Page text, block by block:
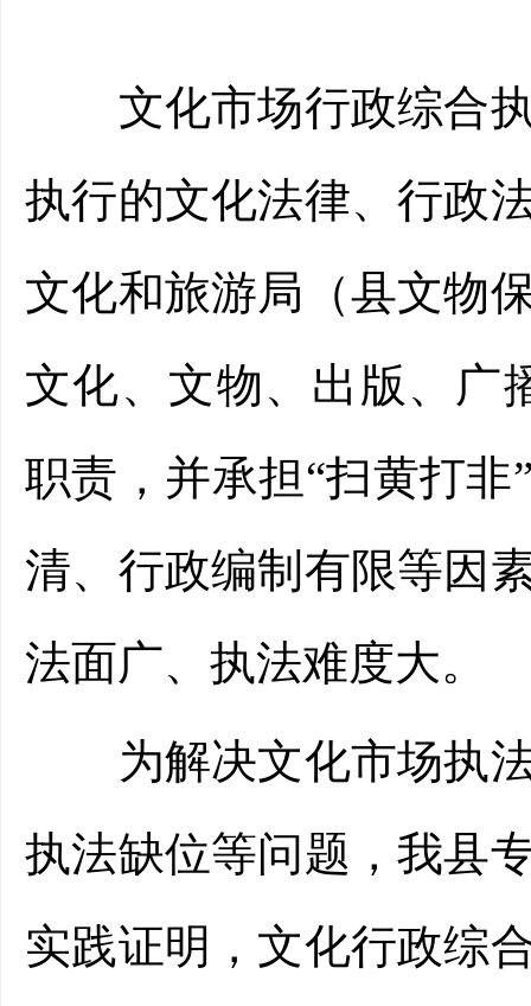
文化市场行政综合执
执行的文化法律、行政
文化和旅游局（县文物
文化、文物、出版、广
职责，并承担“扫黄打
清、行政编制有限等因
法面广、执法难度大。
为解决文化市场执法
执法缺位等问题，我县
实践证明，文化行政综